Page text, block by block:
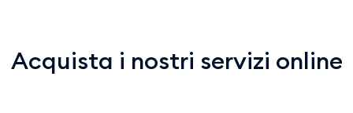
Acquista i nostri servizi online